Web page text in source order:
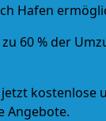
Hafen
zu 60 % der
jetzt kostenlose
Angebote.